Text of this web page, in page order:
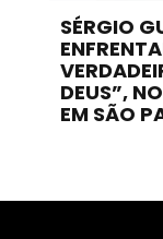
SÉRGIO
DEUS”,
EM SÃO